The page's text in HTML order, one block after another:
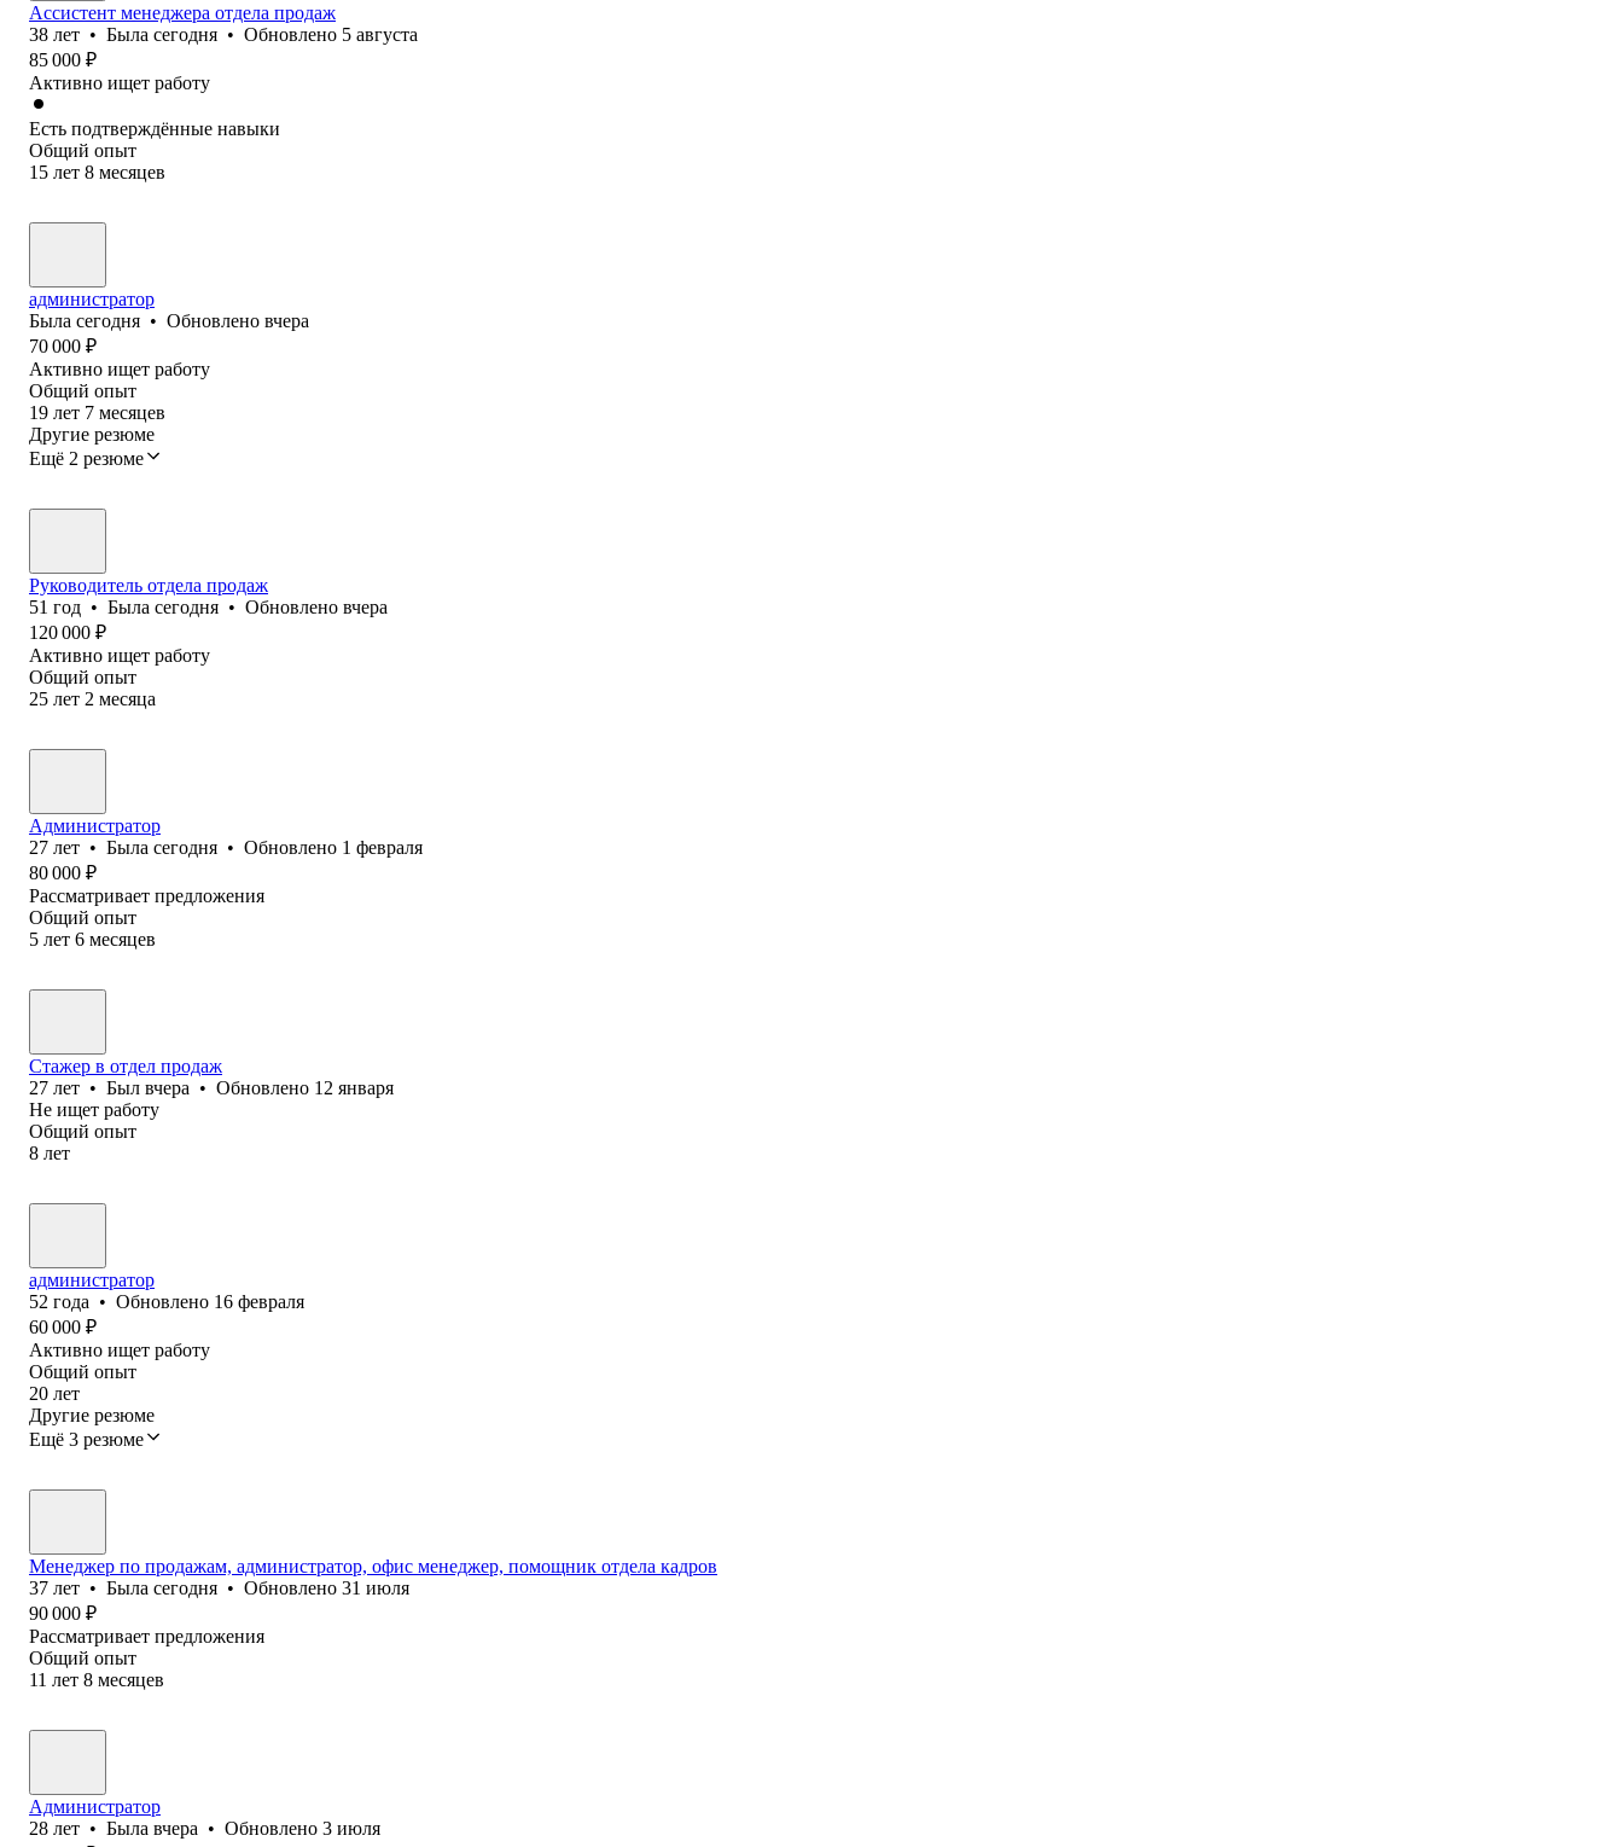
Ассистент менеджера отдела продаж
38 лет • Была сегодня • Обновлено 5 августа
85 000 ₽
Активно ищет работу
Есть подтверждённые навыки
Общий опыт
15 лет 8 месяцев
администратор
Была сегодня • Обновлено вчера
70 000 ₽
Активно ищет работу
Общий опыт
19 лет 7 месяцев
Другие резюме
Ещё 2 резюме
Руководитель отдела продаж
51 год • Была сегодня • Обновлено вчера
120 000 ₽
Активно ищет работу
Общий опыт
25 лет 2 месяца
Администратор
27 лет • Была сегодня • Обновлено 1 февраля
80 000 ₽
Рассматривает предложения
Общий опыт
5 лет 6 месяцев
Стажер в отдел продаж
27 лет • Был вчера • Обновлено 12 января
Не ищет работу
Общий опыт
8 лет
администратор
52 года • Обновлено 16 февраля
60 000 ₽
Активно ищет работу
Общий опыт
20 лет
Другие резюме
Ещё 3 резюме
Менеджер по продажам, администратор, офис менеджер, помощник отдела кадров
37 лет • Была сегодня • Обновлено 31 июля
90 000 ₽
Рассматривает предложения
Общий опыт
11 лет 8 месяцев
Администратор
28 лет • Была вчера • Обновлено 3 июля